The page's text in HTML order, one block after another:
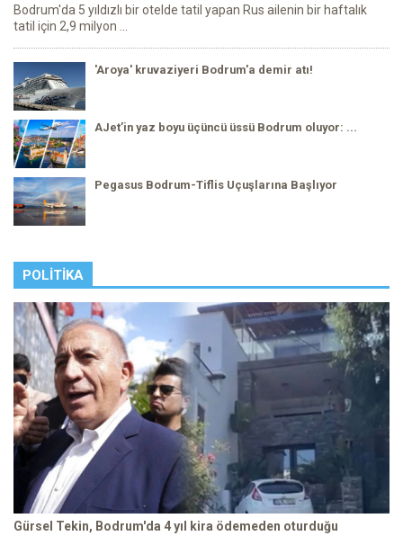
Bodrum'da 5 yıldızlı bir otelde tatil yapan Rus ailenin bir haftalık
tatil için 2,9 milyon ...
'Aroya' kruvaziyeri Bodrum'a demir atı!
AJet’in yaz boyu üçüncü üssü Bodrum oluyor: ...
Pegasus Bodrum-Tiflis Uçuşlarına Başlıyor
POLITIKA
Gürsel Tekin, Bodrum'da 4 yıl kira ödemeden oturduğu